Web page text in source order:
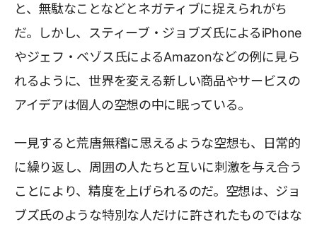
と、無駄なことなどとネガティブに捉えられがち
だ。しかし、スティーブ・ジョブズ氏によるiPhone
やジェフ・ベゾス氏によるAmazonなどの例に見ら
れるように、世界を変える新しい商品やサービスの
アイデアは個人の空想の中に眠っている。
一見すると荒唐無稽に思えるような空想も、日常的
に繰り返し、周囲の人たちと互いに刺激を与え合う
ことにより、精度を上げられるのだ。空想は、ジョ
ブズ氏のような特別な人だけに許されたものではな